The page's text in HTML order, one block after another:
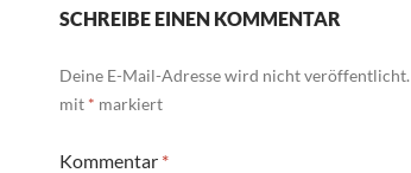
SCHREIBE EINEN KOMMENTAR
Deine E-Mail-Adresse wird nicht veröffentlicht.
mit * markiert
Kommentar *